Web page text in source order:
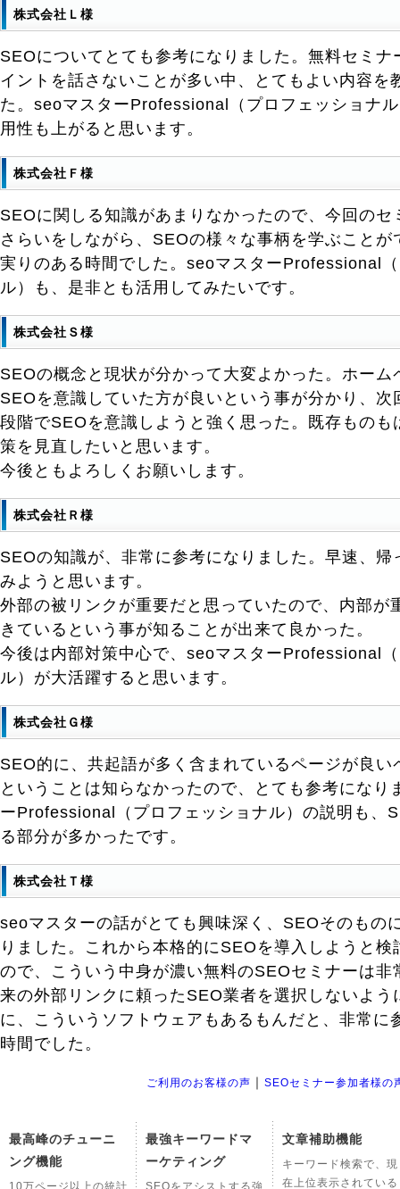
株式会社Ｌ様
SEOについてとても参考になりました。無料セミナ
イントを話さないことが多い中、とてもよい内容を
た。seoマスターProfessional（プロフェッショナ
用性も上がると思います。
株式会社Ｆ様
SEOに関しる知識があまりなかったので、今回のセ
さらいをしながら、SEOの様々な事柄を学ぶことが
実りのある時間でした。seoマスターProfessional
ル）も、是非とも活用してみたいです。
株式会社Ｓ様
SEOの概念と現状が分かって大変よかった。ホーム
SEOを意識していた方が良いという事が分かり、次
段階でSEOを意識しようと強く思った。既存ものも
策を見直したいと思います。
今後ともよろしくお願いします。
株式会社Ｒ様
SEOの知識が、非常に参考になりました。早速、帰
みようと思います。
外部の被リンクが重要だと思っていたので、内部が
きているという事が知ることが出来て良かった。
今後は内部対策中心で、seoマスターProfessional
ル）が大活躍すると思います。
株式会社Ｇ様
SEO的に、共起語が多く含まれているページが良い
ということは知らなかったので、とても参考になり
ーProfessional（プロフェッショナル）の説明も、
る部分が多かったです。
株式会社Ｔ様
seoマスターの話がとても興味深く、SEOそのもの
りました。これから本格的にSEOを導入しようと
ので、こういう中身が濃い無料のSEOセミナーは非
来の外部リンクに頼ったSEO業者を選択しないよう
に、こういうソフトウェアもあるもんだと、非常に
時間でした。
ご利用のお客様の声 ｜ SEOセミナー参加者様の
最高峰のチューニ
ング機能
10万ページ以上の統計
最強キーワードマ
ーケティング
SEOをアシストする強
文章補助機能
キーワード検索で、現
在上位表示されている